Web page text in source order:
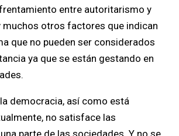
entre autoritarismo y
muchos otros factores que indican
que no pueden ser considerados
ya que se están gestando en
no satisface las